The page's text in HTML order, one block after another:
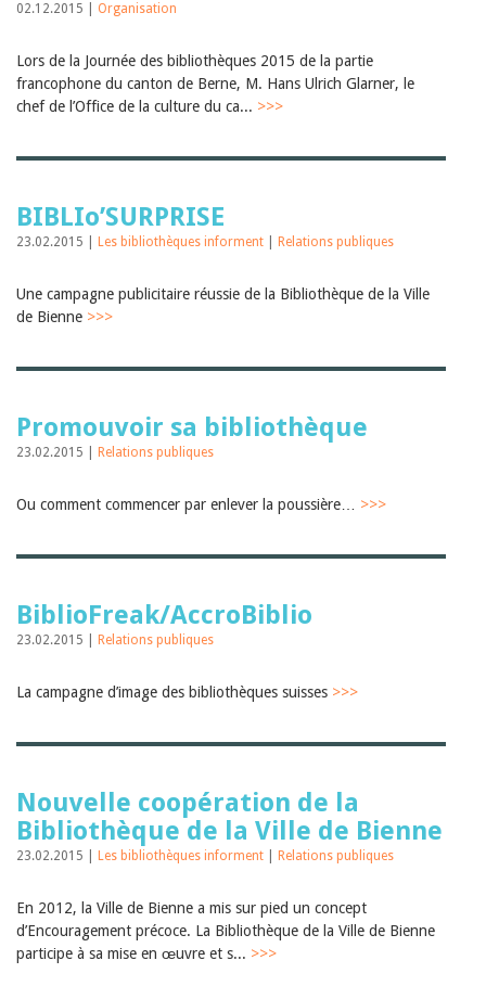
02.12.2015 | Organisation
Lors de la Journée des bibliothèques 2015 de la partie
francophone du canton de Berne, M. Hans Ulrich Glarner, le
chef de l’Office de la culture du ca... >>>
BIBLIo’SURPRISE
23.02.2015 | Les bibliothèques informent Relations publiques
Une campagne publicitaire réussie de la Bibliothèque de la Ville
de Bienne >>>
Promouvoir sa bibliothèque
23.02.2015 | Relations publiques
Ou comment commencer par enlever la poussière… >>>
BiblioFreak/AccroBiblio
23.02.2015 | Relations publiques
La campagne d’image des bibliothèques suisses >>>
Nouvelle coopération de la
Bibliothèque de la Ville de Bienne
23.02.2015 | Les bibliothèques informent Relations publiques
En 2012, la Ville de Bienne a mis sur pied un concept
d’Encouragement précoce. La Bibliothèque de la Ville de Bienne
participe à sa mise en œuvre et s... >>>